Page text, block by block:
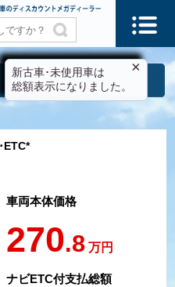
ETC*
車両本体価格
270.8 万円
ナビETC付支払総額
×
新古車･未使用車は
総額表示になりました。